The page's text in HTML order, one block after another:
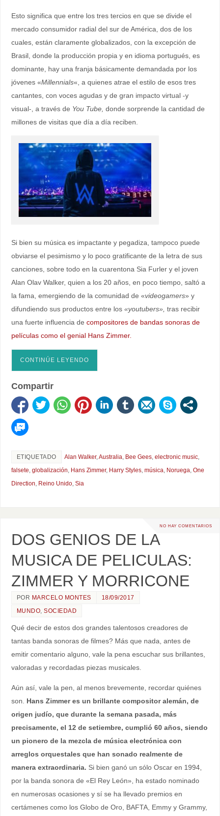
Esto significa que entre los tres tercios en que se divide el
mercado consumidor radial del sur de América, dos de los
cuales, están claramente globalizados, con la excepción de
Brasil, donde la producción propia y en idioma portugués, es
dominante, hay una franja básicamente demandada por los
jóvenes «Millennials«, a quienes atrae el estilo de esos tres
cantantes, con voces agudas y de gran impacto virtual -y
visual-, a través de You Tube, donde sorprende la cantidad de
millones de visitas que día a día reciben.
Si bien su música es impactante y pegadiza, tampoco puede
obviarse el pesimismo y lo poco gratificante de la letra de sus
canciones, sobre todo en la cuarentona Sia Furler y el joven
Alan Olav Walker, quien a los 20 años, en poco tiempo, saltó a
la fama, emergiendo de la comunidad de «videogamers» y
difundiendo sus productos entre los «youtubers», tras recibir
una fuerte influencia de compositores de bandas sonoras de
películas como el genial Hans Zimmer.
CONTINÚE LEYENDO
Compartir
ETIQUETADO Alan Walker,Australia, Bee Gees, electronic music,
falsete, globalización, Hans Zimmer, Harry Styles, música, Noruega, One
Direction, Reino Unido, Sia
NO HAY COMENTARIOS
DOS GENIOS DE LA
MUSICA DE PELICULAS:
ZIMMER Y MORRICONE
POR MARCELO MONTES
18/09/2017
MUNDO,SOCIEDAD
Qué decir de estos dos grandes talentosos creadores de
tantas banda sonoras de filmes? Más que nada, antes de
emitir comentario alguno, vale la pena escuchar sus brillantes,
valoradas y recordadas piezas musicales.
Aún así, vale la pen, al menos brevemente, recordar quiénes
son. Hans Zimmer es un brillante compositor alemán, de
origen judío, que durante la semana pasada, más
precisamente, el 12 de setiembre, cumplió 60 años, siendo
un pionero de la mezcla de música electrónica con
arreglos orquestales que han sonado realmente de
manera extraordinaria. Si bien ganó un sólo Oscar en 1994,
por la banda sonora de «El Rey León», ha estado nominado
en numerosas ocasiones y sí se ha llevado premios en
certámenes como los Globo de Oro, BAFTA, Emmy y Grammy,